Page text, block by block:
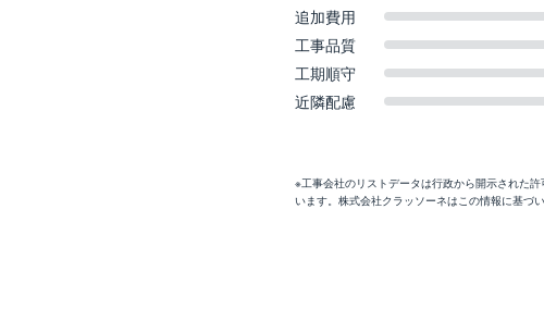
追加費用
工事品質
工期順守
近隣配慮
※工事会社のリストデータは行政から開示された
います。株式会社クラッソーネはこの情報に基づ